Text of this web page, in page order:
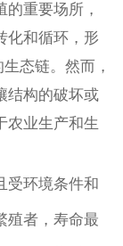
重要场所，
化和循环，形
态链。然而，
结构的破坏或
农业生产和生
受环境条件和
殖者，寿命最